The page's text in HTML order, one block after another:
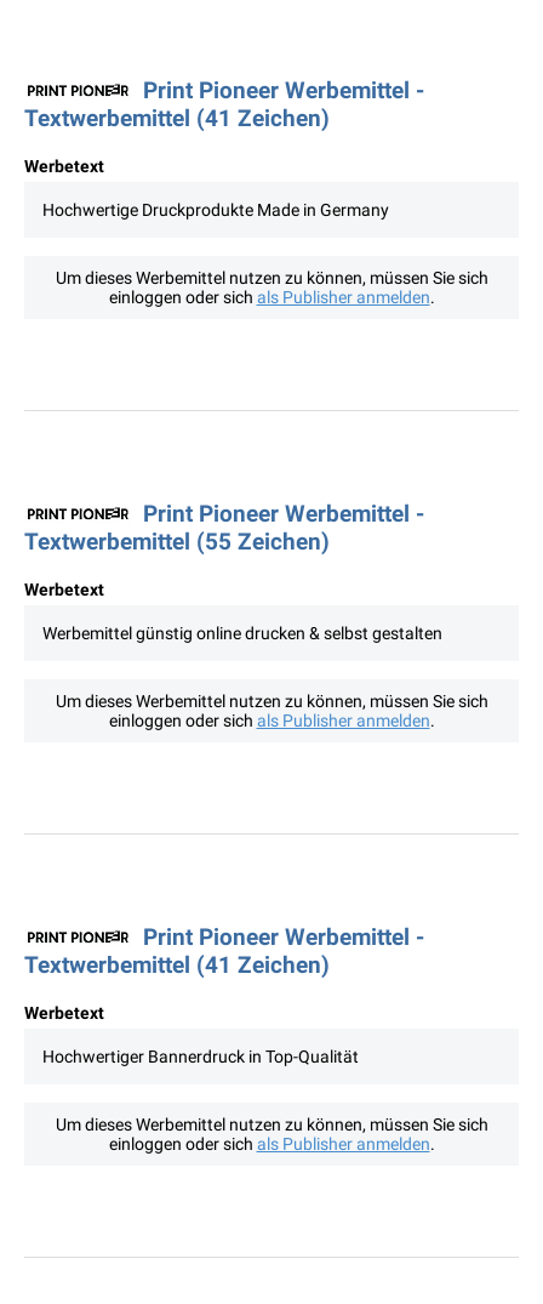
Print Pioneer Werbemittel -
Textwerbemittel (41 Zeichen)
Werbetext
Hochwertige Druckprodukte Made in Germany
Um dieses Werbemittel nutzen zu können, müssen Sie sich
einloggen oder sich als Publisher anmelden.
Print Pioneer Werbemittel -
Textwerbemittel (55 Zeichen)
Werbetext
Werbemittel günstig online drucken & selbst gestalten
Um dieses Werbemittel nutzen zu können, müssen Sie sich
einloggen oder sich als Publisher anmelden.
Print Pioneer Werbemittel -
Textwerbemittel (41 Zeichen)
Werbetext
Hochwertiger Bannerdruck in Top-Qualität
Um dieses Werbemittel nutzen zu können, müssen Sie sich
einloggen oder sich als Publisher anmelden.